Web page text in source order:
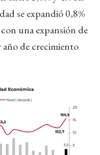
se expandió 0,8%
una expansión de
de crecimiento